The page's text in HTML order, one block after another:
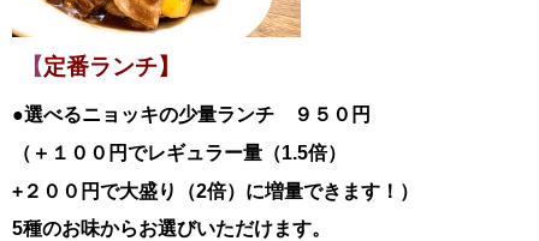
【定番ランチ】
●選べるニョッキの少量ランチ ９５０円
（＋１００円でレギュラー量（1.5倍）
+２００円で大盛り（2倍）に増量できます！）
5種のお味からお選びいただけます。